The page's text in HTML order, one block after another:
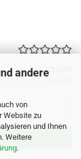
andere
von
Website zu
und Ihnen
Weitere
.
1,00 EUR